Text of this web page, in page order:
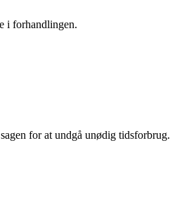
i forhandlingen.
for at undgå unødig tidsforbrug.